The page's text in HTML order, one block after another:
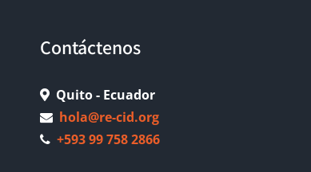
Contáctenos
Quito - Ecuador
hola@re-cid.org
+593 99 758 2866